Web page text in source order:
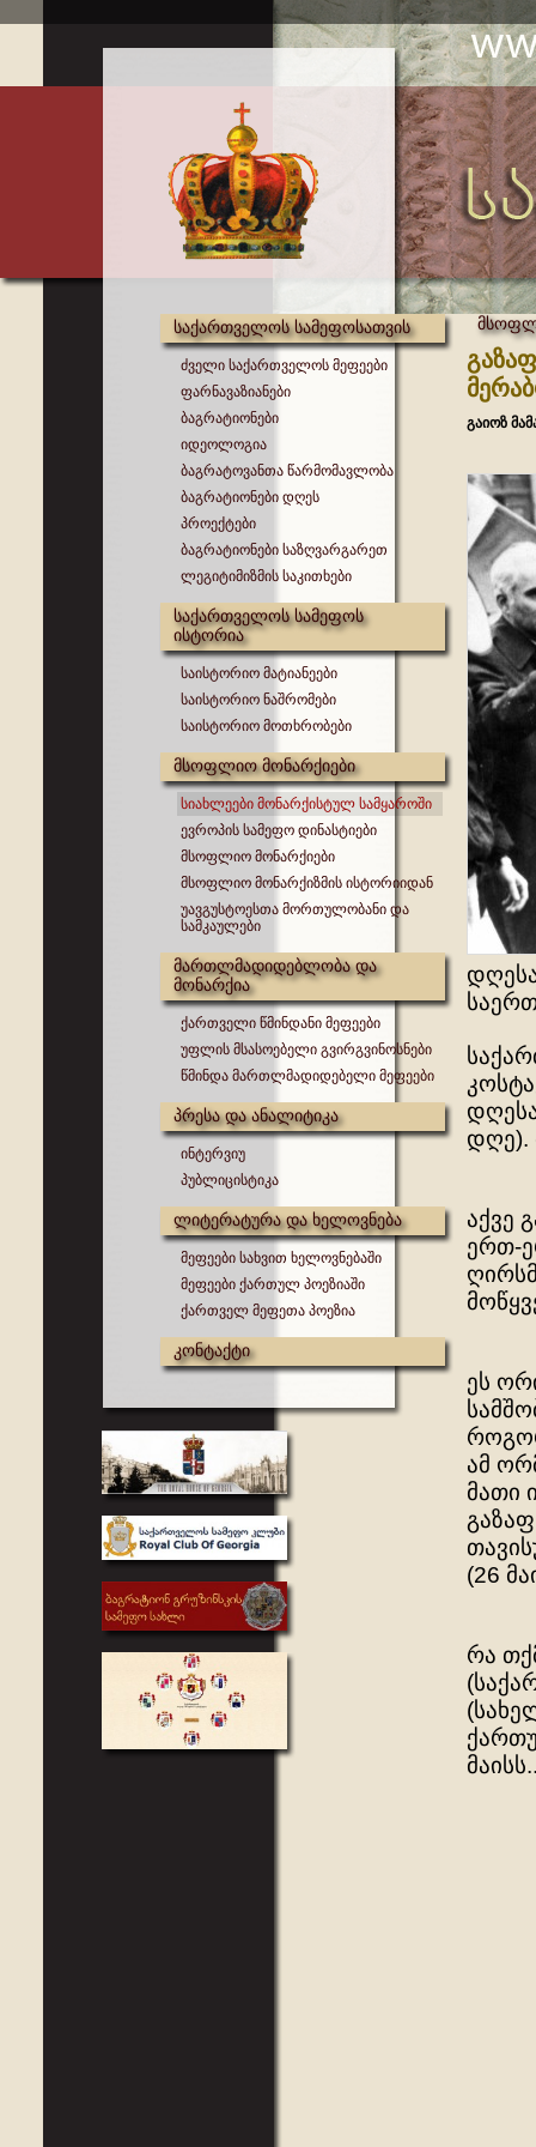
საქართველოს სამეფოსათვის
ძველი საქართველოს მეფეები
ფარნავაზიანები
ბაგრატიონები
იდეოლოგია
ბაგრატოვანთა წარმომავლობა
ბაგრატიონები დღეს
პროექტები
ბაგრატიონები საზღვარგარეთ
ლეგიტიმიზმის საკითხები
საქართველოს სამეფოს
ისტორია
საისტორიო მატიანეები
საისტორიო ნაშრომები
საისტორიო მოთხრობები
მსოფლიო მონარქიები
სიახლეები მონარქისტულ სამყაროში
ევროპის სამეფო დინასტიები
მსოფლიო მონარქიები
მსოფლიო მონარქიზმის ისტორიიდან
უავგუსტოესთა მორთულობანი და
სამკაულები
მართლმადიდებლობა და
მონარქია
ქართველი წმინდანი მეფეები
უფლის მსასოებელი გვირგვინოსნები
წმინდა მართლმადიდებელი მეფეები
პრესა და ანალიტიკა
ინტერვიუ
პუბლიცისტიკა
ლიტერატურა და ხელოვნება
მეფეები სახვით ხელოვნებაში
მეფეები ქართულ პოეზიაში
ქართველ მეფეთა პოეზია
კონტაქტი
გაიოზ
დღე).
აქვე
ერთ-
ეს
ამ
მათი
(26
რა